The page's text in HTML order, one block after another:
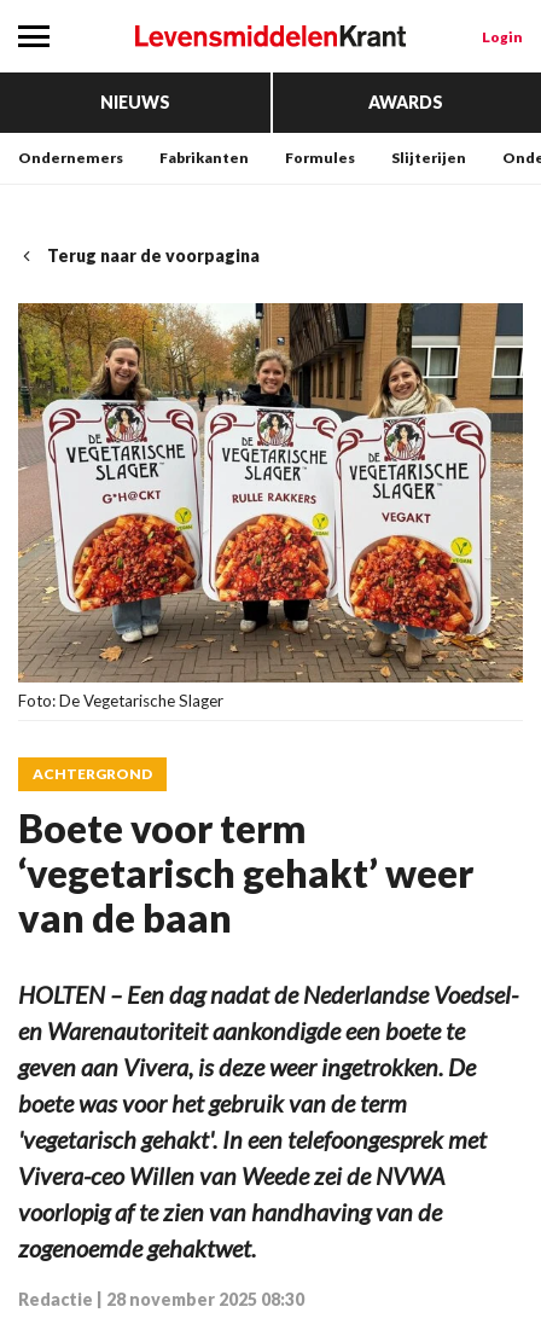
Login
NIEUWS AWARDS
Ondernemers Fabrikanten Formules Slijterijen
Terug naar de voorpagina
Foto: De Vegetarische Slager
ACHTERGROND
Boete voor term
‘vegetarisch gehakt’ weer
van de baan
HOLTEN – Een dag nadat de Nederlandse Voedsel-
en Warenautoriteit aankondigde een boete te
geven aan Vivera, is deze weer ingetrokken. De
boete was voor het gebruik van de term
'vegetarisch gehakt'. In een telefoongesprek met
Vivera-ceo Willen van Weede zei de NVWA
voorlopig af te zien van handhaving van de
zogenoemde gehaktwet.
Redactie 28 november 2025 08:30